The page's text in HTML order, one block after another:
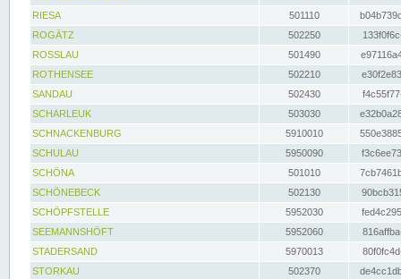
RIESA
501110
ROGÄTZ
502250
ROSSLAU
501490
ROTHENSEE
502210
SANDAU
502430
SCHARLEUK
503030
SCHNACKENBURG
5910010
SCHULAU
5950090
SCHÖNA
501010
SCHÖNEBECK
502130
SCHÖPFSTELLE
5952030
SEEMANNSHÖFT
5952060
STADERSAND
5970013
STORKAU
502370